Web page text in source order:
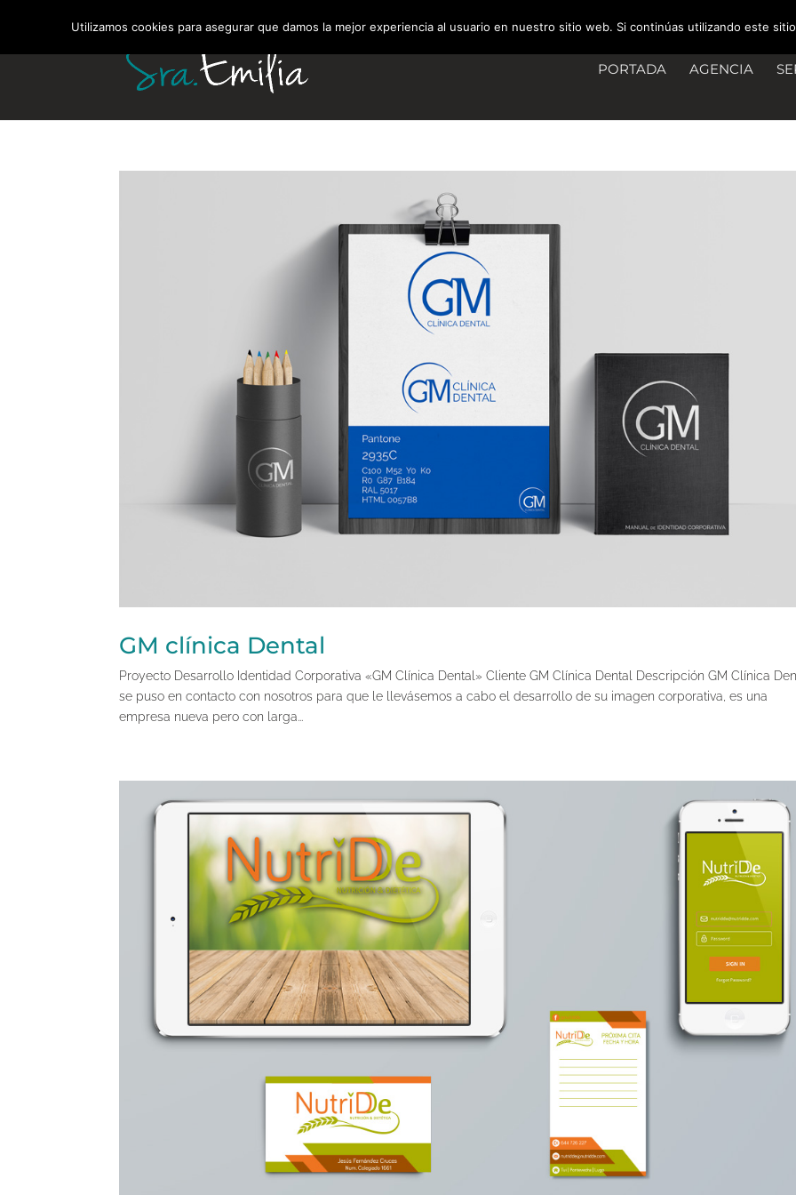
PORTADA AGENCIA
GM clínica Dental
Proyecto Desarrollo Identidad Corporativa «GM Clínica Dental» Cliente GM Clínica Dental Descripción GM Clínica
se puso en contacto con nosotros para que le llevásemos a cabo el desarrollo de su imagen corporativa, es una
empresa nueva pero con larga...
Utilizamos cookies para asegurar que damos la mejor experiencia al usuario en nuestro sitio web. Si continúas utilizando este